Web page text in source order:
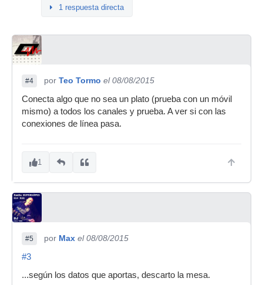
1 respuesta directa
#4 por Teo Tormo el 08/08/2015
Conecta algo que no sea un plato (prueba con un móvil
mismo) a todos los canales y prueba. A ver si con las
conexiones de línea pasa.
1
#5 por Max el 08/08/2015
#3
...según los datos que aportas, descarto la mesa.